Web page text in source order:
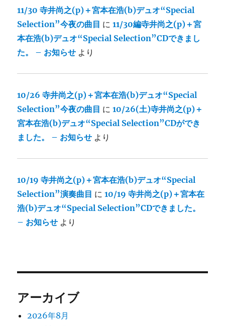
11/30 寺井尚之(p)＋宮本在浩(b)デュオ“Special
Selection”今夜の曲目 に11/30編寺井尚之(p)＋宮
本在浩(b)デュオ“Special Selection”CDできまし
た。 – お知らせ より
10/26 寺井尚之(p)＋宮本在浩(b)デュオ“Special
Selection”今夜の曲目 に10/26(土)寺井尚之(p)＋
宮本在浩(b)デュオ“Special Selection”CDができ
ました。 – お知らせ より
10/19 寺井尚之(p)＋宮本在浩(b)デュオ“Special
Selection”演奏曲目 に10/19 寺井尚之(p)＋宮本在
浩(b)デュオ“Special Selection”CDできました。
– お知らせ より
アーカイブ
2026年8月